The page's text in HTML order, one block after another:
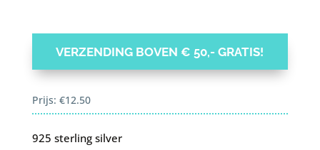
VERZENDING BOVEN € 50,- GRATIS!
Prijs: €12.50
925 sterling silver